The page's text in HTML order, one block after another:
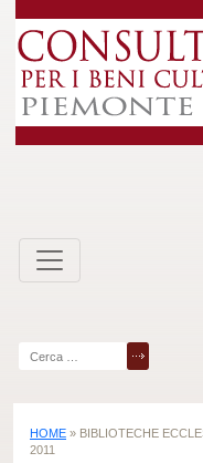
per:
HOME » BIBLIOTECHE
2011